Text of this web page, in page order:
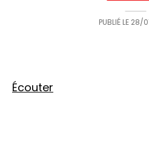
PUBLIÉ LE 28/
Écouter